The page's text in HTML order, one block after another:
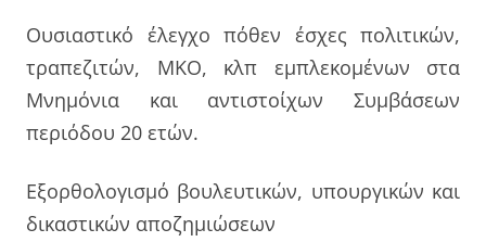
Ουσιαστικό έλεγχο πόθεν έσχες πολιτικών,
τραπεζιτών, ΜΚΟ, κλπ εμπλεκομένων στα
Μνημόνια και αντιστοίχων Συμβάσεων
περιόδου 20 ετών.
Εξορθολογισμό βουλευτικών, υπουργικών και
δικαστικών αποζημιώσεων